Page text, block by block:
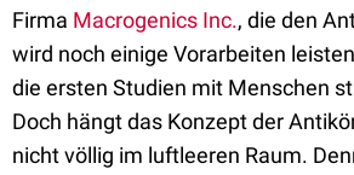
Firma Macrogenics Inc., die den
wird noch einige Vorarbeiten
die ersten Studien mit Menschen
Doch hängt das Konzept der
nicht völlig im luftleeren Raum.